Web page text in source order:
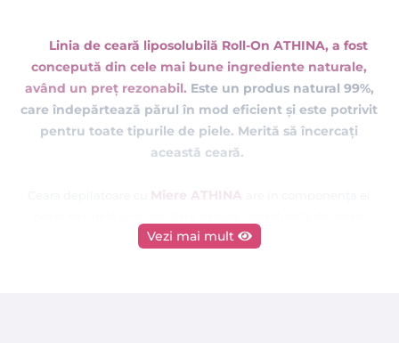
Linia de ceară liposolubilă Roll-On ATHINA, a fost
concepută din cele mai bune ingrediente naturale,
având un preț rezonabil. Este un produs natural 99%,
care îndepărtează părul în modeficient și este potrivit
pentru toate tipurile de piele. Merită să încercați
această ceară.
Miere ATHINA
folosintă ce se aplică într-un strat subtire pe suprafete mari ale
Vezi mai mult